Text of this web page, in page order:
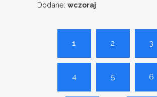
Dodane: wczoraj
1 2 3
4 5 6